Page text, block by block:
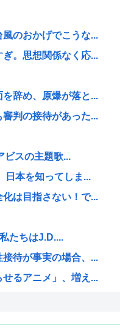
のおかげでこうな...
。思想関係なく応...
を辞め、原爆が落と...
判の接待があった...
ビスの主題歌...
本を知ってしま...
は目指さない！で...
たちはJ.D....
待が事実の場合、...
せるアニメ」、増え...